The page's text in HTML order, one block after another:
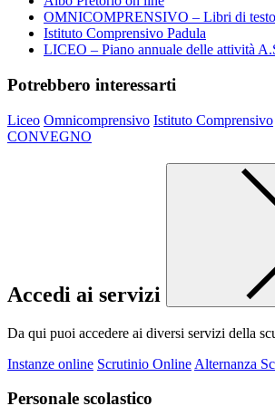
OMNICOMPRENSIVO – Libri di
Istituto Comprensivo Padula
LICEO – Piano annuale delle attività
Potrebbero interessarti
Liceo Omnicomprensivo Istituto Comprensivo
CONVEGNO
Accedi ai servizi
Da qui puoi accedere ai diversi servizi della
Instanze online Scrutinio Online Alternanza
Personale scolastico